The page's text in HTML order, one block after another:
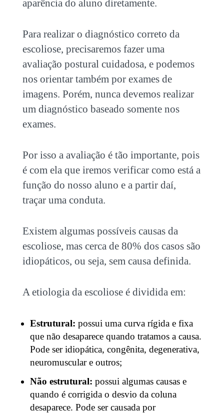
aparência do aluno diretamente.
Para realizar o diagnóstico correto da
escoliose, precisaremos fazer uma
avaliação posturalcuidadosa, e podemos
nos orientar também por exames de
imagens. Porém, nunca devemos realizar
um diagnóstico baseado somente nos
exames.
Por isso a avaliação é tão importante, pois
é com ela que iremos verificar como está a
função do nosso aluno e a partir daí,
traçar uma conduta.
Existem algumas possíveis causas da
escoliose, mas cerca de 80% dos casos são
idiopáticos, ou seja, sem causa definida.
A etiologia da escoliose é dividida em:
Estrutural: possui uma curva rígida e fixa
que não desaparece quando tratamos a causa.
Pode ser idiopática, congênita, degenerativa,
neuromuscular e outros;
Não estrutural: possui algumas causas e
quando é corrigida o desvio da coluna
desaparece. Pode ser causada por